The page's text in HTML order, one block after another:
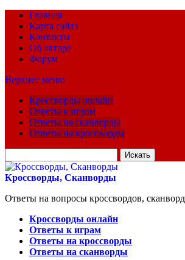
Главная
Карта сайта
Контакты
Об авторе
Форум
Верхнее меню
Кроссворды онлайн
Ответы к играм
Ответы на сканворды
Ответы на кроссворды
для:
Кроссворды, Сканворды
Ответы на вопросы кроссвордов,
Кроссворды онлайн
Ответы к играм
Ответы на кроссворды
Ответы на сканворды